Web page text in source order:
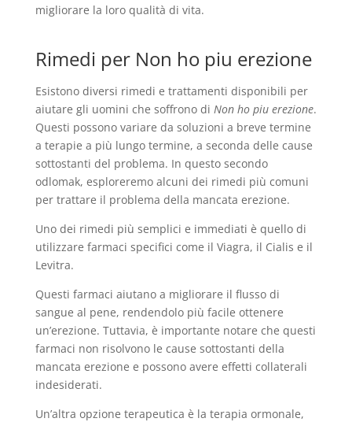
migliorare la loro qualità di vita.
Rimedi per Non ho piu erezione
Esistono diversi rimedi e trattamenti disponibili per
aiutare gli uomini che soffrono di Non ho piu erezione.
Questi possono variare da soluzioni a breve termine
a terapie a più lungo termine, a seconda delle cause
sottostanti del problema. In questo secondo
odlomak, esploreremo alcuni dei rimedi più comuni
per trattare il problema della mancata erezione.
Uno dei rimedi più semplici e immediati è quello di
utilizzare farmaci specifici come il Viagra, il Cialis e il
Levitra.
Questi farmaci aiutano a migliorare il flusso di
sangue al pene, rendendolo più facile ottenere
un’erezione. Tuttavia, è importante notare che questi
farmaci non risolvono le cause sottostanti della
mancata erezione e possono avere effetti collaterali
indesiderati.
Un’altra opzione terapeutica è la terapia ormonale,